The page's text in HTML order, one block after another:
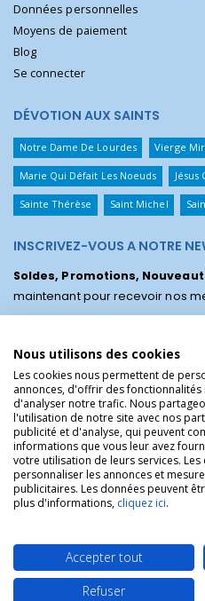
Données personnelles
Moyens de paiement
Blog
Se connecter
DÉVOTION AUX SAINTS
Notre Dame De Lourdes Vierge
Marie Qui Défait Les Noeuds Jésus
Sainte Thérèse Saint Michel
INSCRIVEZ-VOUS A NOTRE
Soldes, Promotions,
maintenant pour recevoir nos
La Boutique des Chrétiens © | La
référence !.
Nous utilisons des cookies
Les cookies nous permettent de
annonces, d'offrir des fonctionnalités
d'analyser notre trafic. Nous
l'utilisation de notre site avec nos
publicité et d'analyse, qui peuvent
informations que vous leur avez
votre utilisation de leurs services.
personnaliser les annonces et
publicitaires. Les données peuvent
plus d'informations, cliquez ici.
Accepter tout
Refuser